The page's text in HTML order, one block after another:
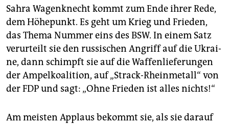
Sahra Wagenknecht kommt zum Ende ihrer Rede,
dem Höhepunkt. Es geht um Krieg und Frieden,
das Thema Nummer eins des BSW. In einem Satz
verurteilt sie den russischen Angriff auf die Ukrai­
ne, dann schimpft sie auf die Waffenlieferungen
der Ampelkoalition, auf „Strack-Rheinmetall“ von
der FDP und sagt: „Ohne Frieden ist alles nichts!“
Am meisten Applaus bekommt sie, als sie darauf